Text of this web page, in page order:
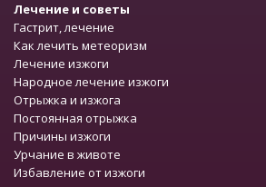
Лечение и советы
Гастрит, лечение
Как лечить метеоризм
Лечение изжоги
Народное лечение изжоги
Отрыжка и изжога
Постоянная отрыжка
Причины изжоги
Урчание в животе
Избавление от изжоги